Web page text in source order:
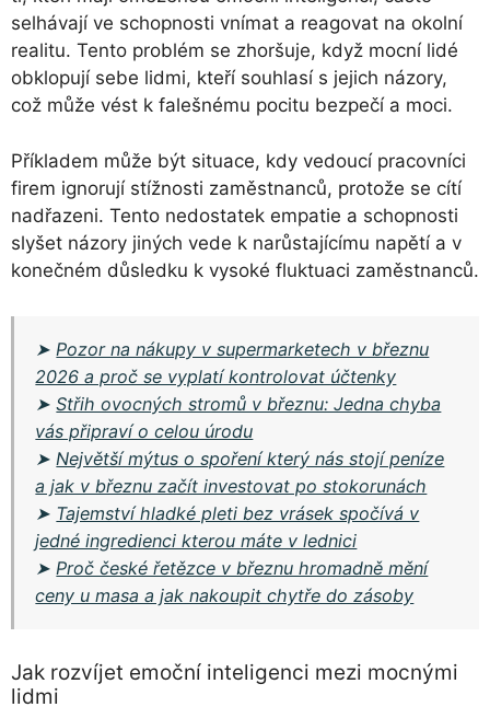
selhávají ve schopnosti vnímat a reagovat na okolní
realitu. Tento problém se zhoršuje, když mocní lidé
obklopují sebe lidmi, kteří souhlasí s jejich názory,
což může vést k falešnému pocitu bezpečí a moci.
Příkladem může být situace, kdy vedoucí pracovníci
firem ignorují stížnosti zaměstnanců, protože se cítí
nadřazeni. Tento nedostatek empatie a schopnosti
slyšet názory jiných vede k narůstajícímu napětí a v
konečném důsledku k vysoké fluktuaci zaměstnanců.
➤ Pozor na nákupy v supermarketech v březnu
2026 a proč se vyplatí kontrolovat účtenky
➤Střih ovocných stromů v březnu: Jedna chyba
vás připraví o celou úrodu
➤ Největší mýtus o spoření který nás stojí peníze
a jak v březnu začít investovat po stokorunách
➤ Tajemství hladké pleti bez vrásek spočívá v
jedné ingredienci kterou máte v lednici
➤ Proč české řetězce v březnu hromadně mění
ceny u masa a jak nakoupit chytře do zásoby
Jak rozvíjet emoční inteligenci mezi mocnými
lidmi